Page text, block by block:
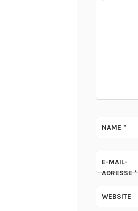
NAME *
E-MAIL-
ADRESSE*
WEBSITE